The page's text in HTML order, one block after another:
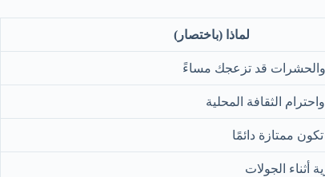
لماذا (باختصار)
قد تزعجك مساءً
الثقافة المحلية
ممتازة دائمًا
أثناء الجولات